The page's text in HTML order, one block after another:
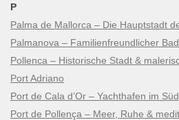
P
Palma de Mallorca – Die Hauptstadt
Palmanova – Familienfreundlicher
Pollenca – Historische Stadt &
Port Adriano
Port de Cala d’Or – Yachthafen im
Port de Pollença – Meer, Ruhe &